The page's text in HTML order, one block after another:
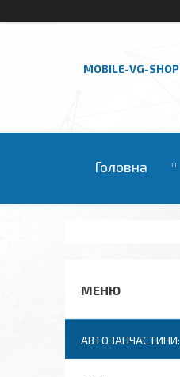
MOBILE-VG-SHOP
Головна
АВТОЗАПЧАСТИНИ: